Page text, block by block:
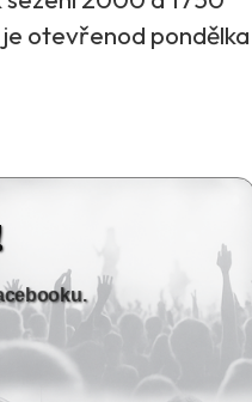
otevřenod pondělka